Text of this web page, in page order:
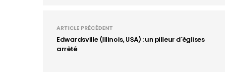
ARTICLE PRÉCÉDENT
Edwardsville (Illinois, USA) : un pilleur d'églises
arrêté